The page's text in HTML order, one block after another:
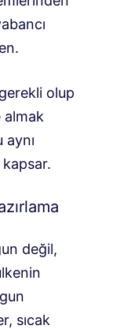
olup
almak
aynı
değil,
sıcak